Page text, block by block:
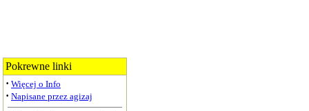
Pokrewne linki
· Więcej o Info
· Napisane przez agizaj